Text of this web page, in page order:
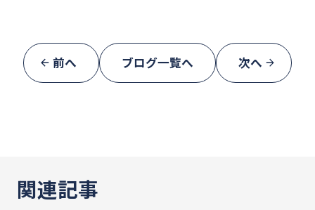
前へ ブログ一覧へ 次へ
関連記事